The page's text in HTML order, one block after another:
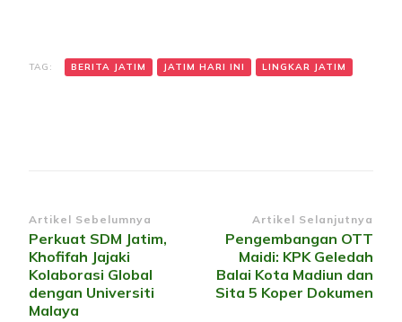
TAG: BERITA JATIM JATIM HARI INI LINGKAR JATIM
Navigasi
Artikel
Artikel Sebelumnya
Perkuat SDM Jatim,
Khofifah Jajaki
Kolaborasi Global
dengan Universiti
Malaya
Artikel Selanjutnya
Pengembangan OTT
Maidi: KPK Geledah
Balai Kota Madiun dan
Sita 5 Koper Dokumen